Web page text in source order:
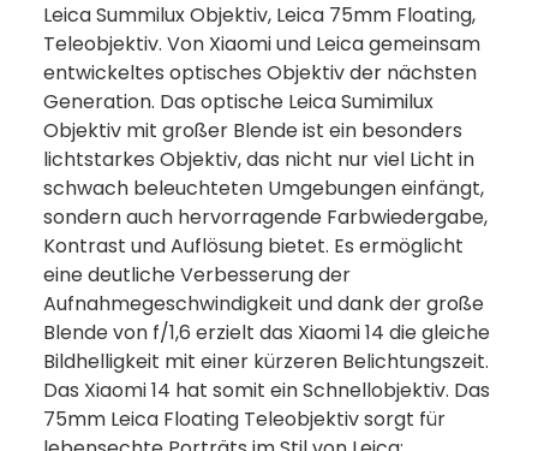
Leica Summilux Objektiv, Leica 75mm Floating,
Teleobjektiv. Von Xiaomi und Leica gemeinsam
entwickeltes optisches Objektiv der nächsten
Generation. Das optische Leica Sumimilux
Objektiv mit großer Blende ist ein besonders
lichtstarkes Objektiv, das nicht nur viel Licht in
schwach beleuchteten Umgebungen einfängt,
sondern auch hervorragende Farbwiedergabe,
Kontrast und Auflösung bietet. Es ermöglicht
eine deutliche Verbesserung der
Aufnahmegeschwindigkeit und dank der große
Blende von f/1,6 erzielt das Xiaomi 14 die gleiche
Bildhelligkeit mit einer kürzeren Belichtungszeit.
Das Xiaomi 14 hat somit ein Schnellobjektiv. Das
75mm Leica Floating Teleobjektiv sorgt für